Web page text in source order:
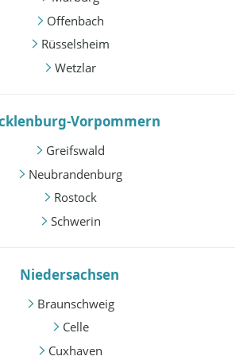
Offenbach
Rüsselsheim
Wetzlar
Vorpommern
Greifswald
Neubrandenburg
Rostock
Schwerin
Niedersachsen
Braunschweig
Celle
Cuxhaven